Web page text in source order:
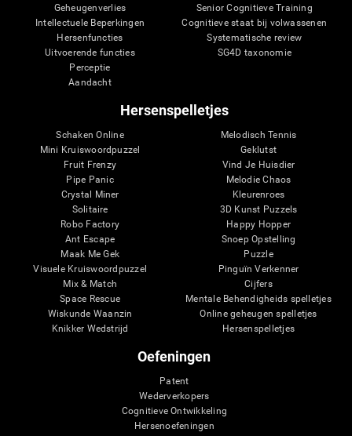
Geheugenverlies
Intellectuele Beperkingen
Hersenfuncties
Uitvoerende functies
Perceptie
Aandacht
Senior Cognitieve Training
Cognitieve staat bij volwassenen
Systematische review
SG4D taxonomie
Hersenspelletjes
Schaken Online
Mini Kruiswoordpuzzel
Fruit Frenzy
Pipe Panic
Crystal Miner
Solitaire
Robo Factory
Ant Escape
Maak Me Gek
Visuele Kruiswoordpuzzel
Mix & Match
Space Rescue
Wiskunde Waanzin
Knikker Wedstrijd
Melodisch Tennis
Geklutst
Vind Je Huisdier
Melodie Chaos
Kleurenroes
3D Kunst Puzzels
Happy Hopper
Snoep Opstelling
Puzzle
Pinguïn Verkenner
Cijfers
Mentale Behendigheids spelletjes
Online geheugen spelletjes
Hersenspelletjes
Oefeningen
Patent
Wederverkopers
Cognitieve Ontwikkeling
Hersenoefeningen